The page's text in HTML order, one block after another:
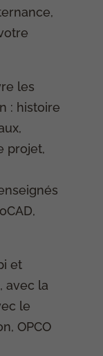
les
: histoire
projet,
et
avec la
le
OPCO